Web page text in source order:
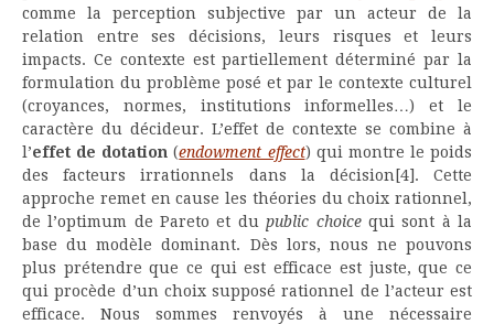
comme la perception subjective par un acteur de la
relation entre ses décisions, leurs risques et leurs
impacts. Ce contexte est partiellement déterminé par la
formulation du problème posé et par le contexte culturel
(croyances, normes, institutions informelles…) et le
caractère du décideur. L’effet de contexte se combine à
l’effet de dotation(endowment effect) qui montre le poids
des facteurs irrationnels dans la décision [4]. Cette
approche remet en cause les théories du choix rationnel,
de l’optimum de Pareto et du public choice qui sont à la
base du modèle dominant. Dès lors, nous ne pouvons
plus prétendre que ce qui est efficace est juste, que ce
qui procède d’un choix supposé rationnel de l’acteur est
efficace. Nous sommes renvoyés à une nécessaire